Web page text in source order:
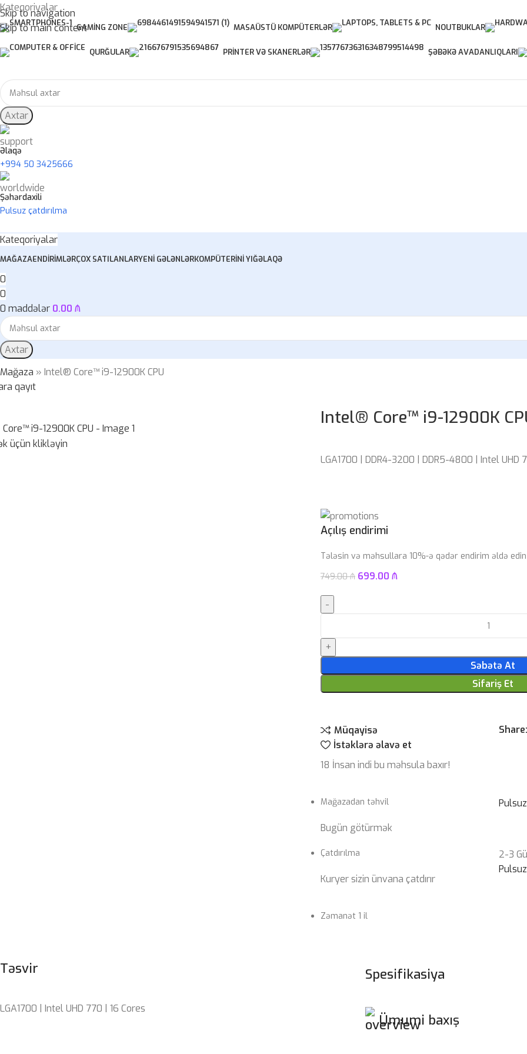
Skip to navigation
Skip to main content
Kateqoriyalar
GAMING ZONE MASAÜSTÜ KOMPÜTERLƏR NOUTBUKLAR
QURĞULAR PRINTER VƏ SKANERLƏR ŞƏBƏKƏ AVADANLIQLARI
Axtar
Əlaqə
+994 50 3425666
Şəhərdaxili
Pulsuz çatdırılma
Kateqoriyalar
MAĞAZAENDIRIMLƏRÇOX SATILANLARYENI GƏLƏNLƏRKOMPÜTERINI YIĞƏLAQƏ
0
0
0 maddələr 0.00 ₼
Axtar
Mağaza »Intel® Core™ i9-12900K CPU
qayıt
üçün klikləyin
Intel® Core™ i9-12900K
LGA1700 | DDR4-3200 | DDR5-4800 | Intel UHD
Açılış endirimi
Tələsin və məhsullara 10%-ə qədər endirim əldə edin
749.00₼ 699.00₼
Səbətə At
Sifariş Et
Müqayisə
İstəklərə əlavə et
18 İnsan indi bu məhsula baxır!
Mağazadan təhvil
Bugün götürmək
Pulsuz
Çatdırılma
Kuryer sizin ünvana çatdırır
2-3
Pulsuz
Zəmanət 1 il
Təsvir
LGA1700 | Intel UHD 770 | 16 Cores
Spesifikasiya
Ümumi baxış